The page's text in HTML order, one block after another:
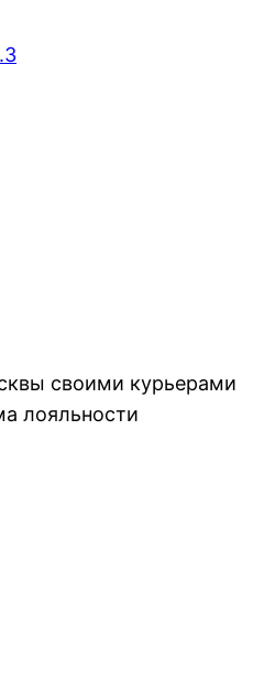
своими курьерами
лояльности